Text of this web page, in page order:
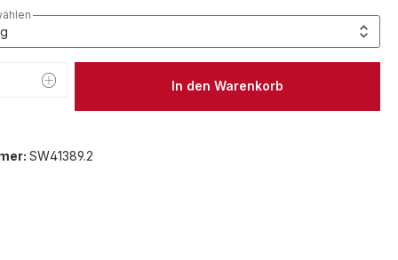
Anzahl: Gib den gewünschten Wert
In den Warenkorb
SW41389.2